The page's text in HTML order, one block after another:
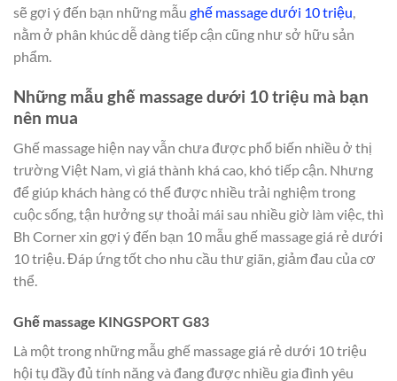
sẽ gợi ý đến bạn những mẫu ghế massage dưới 10 triệu,
nằm ở phân khúc dễ dàng tiếp cận cũng như sở hữu sản
phẩm.
Những mẫu ghế massage dưới 10 triệu mà bạn
nên mua
Ghế massage hiện nay vẫn chưa được phổ biến nhiều ở thị
trường Việt Nam, vì giá thành khá cao, khó tiếp cận. Nhưng
để giúp khách hàng có thể được nhiều trải nghiệm trong
cuộc sống, tận hưởng sự thoải mái sau nhiều giờ làm việc, thì
Bh Corner xin gợi ý đến bạn 10 mẫu ghế massage giá rẻ dưới
10 triệu. Đáp ứng tốt cho nhu cầu thư giãn, giảm đau của cơ
thể.
Ghế massage KINGSPORT G83
Là một trong những mẫu ghế massage giá rẻ dưới 10 triệu
hội tụ đầy đủ tính năng và đang được nhiều gia đình yêu